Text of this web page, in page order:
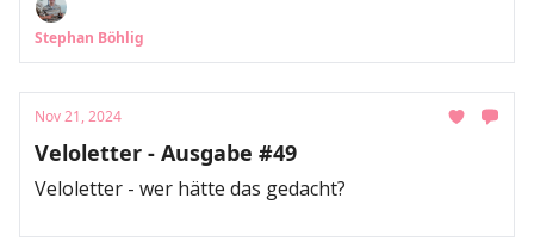
Stephan Böhlig
Nov 21, 2024
Veloletter - Ausgabe #49
Veloletter - wer hätte das gedacht?